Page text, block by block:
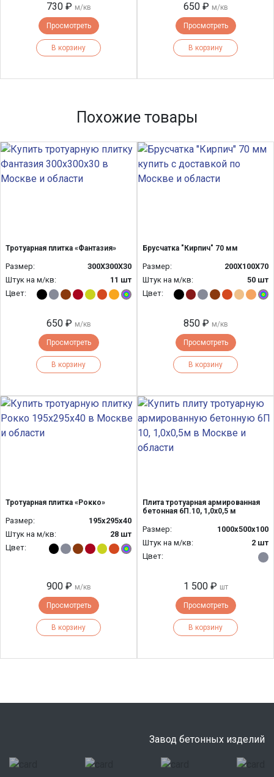
730 ₽ м/кв
Просмотреть
В корзину
650 ₽ м/кв
Просмотреть
В корзину
Похожие товары
Тротуарная плитка «Фантазия»
Размер:
300Х300Х30
Штук на м/кв:
11 шт
Цвет:
650 ₽ м/кв
Просмотреть
В корзину
Брусчатка "Кирпич" 70 мм
Размер:
200Х100Х70
Штук на м/кв:
50 шт
Цвет:
850 ₽ м/кв
Просмотреть
В корзину
Тротуарная плитка «Рокко»
Размер:
195x295x40
Штук на м/кв:
28 шт
Цвет:
900 ₽ м/кв
Просмотреть
В корзину
Плита тротуарная армированная
бетонная 6П.10, 1,0х0,5 м
Размер:
1000х500х100
Штук на м/кв:
2 шт
Цвет:
1 500 ₽ шт
Просмотреть
В корзину
Завод бетонных изделий